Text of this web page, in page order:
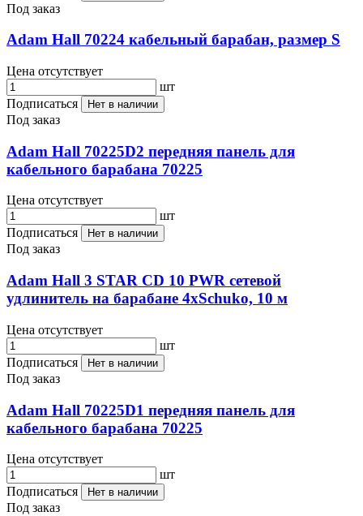
Под заказ
Adam Hall 70224 кабельный барабан, размер S
Цена отсутствует
шт
Подписаться
Нет в наличии
Под заказ
Adam Hall 70225D2 передняя панель для
кабельного барабана 70225
Цена отсутствует
шт
Подписаться
Нет в наличии
Под заказ
Adam Hall 3 STAR CD 10 PWR сетевой
удлинитель на барабане 4хSchuko, 10 м
Цена отсутствует
шт
Подписаться
Нет в наличии
Под заказ
Adam Hall 70225D1 передняя панель для
кабельного барабана 70225
Цена отсутствует
шт
Подписаться
Нет в наличии
Под заказ